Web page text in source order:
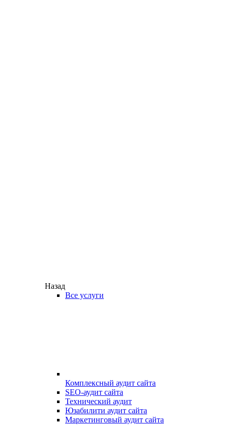
Назад
Все услуги
Комплексный аудит сайта
SEO-аудит сайта
Технический аудит
Юзабилити аудит сайта
Маркетинговый аудит сайта